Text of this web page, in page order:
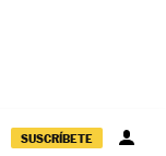
SUSCRÍBETE